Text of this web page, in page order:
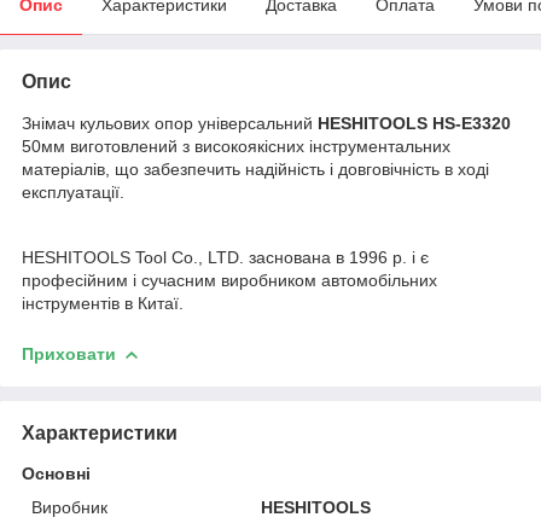
Опис Характеристики Доставка Оплата Умови
Опис
Знімач кульових опор універсальний HESHITOOLS HS-E3320
50мм виготовлений з високоякісних інструментальних
матеріалів, що забезпечить надійність і довговічність в ході
експлуатації.
HESHITOOLS Tool Co., LTD. заснована в 1996 р. і є
професійним і сучасним виробником автомобільних
інструментів в Китаї.
Приховати
Характеристики
Основні
Виробник
HESHITOOLS